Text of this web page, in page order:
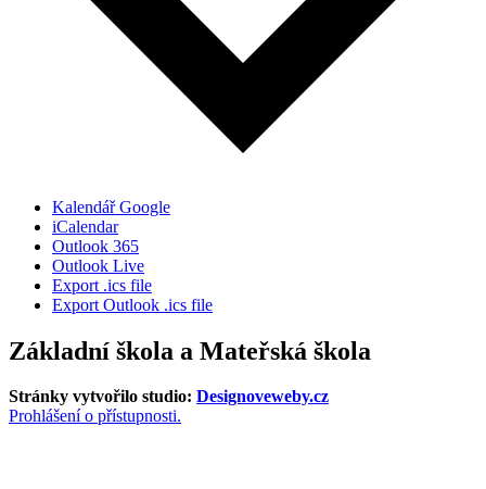
Kalendář Google
iCalendar
Outlook 365
Outlook Live
Export .ics file
Export Outlook .ics file
Základní škola a Mateřská škola
Stránky vytvořilo studio: Designoveweby.cz
Prohlášení o přístupnosti.